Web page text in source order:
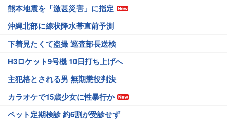
熊本地震を「激甚災害」に指定
沖縄北部に線状降水帯直前予測
下着見たくて盗撮 巡査部長送検
H3ロケット9号機 10日打ち上げへ
主犯格とされる男 無期懲役判決
カラオケで15歳少女に性暴行か
ペット定期検診 約6割が受診せず